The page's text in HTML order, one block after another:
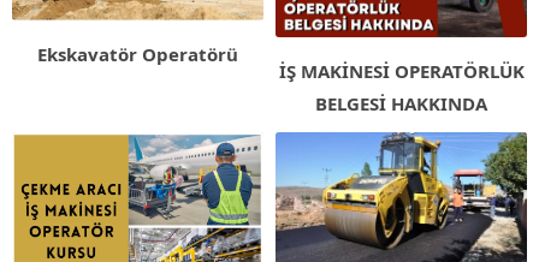
Ekskavatör Operatörü
İŞ MAKİNESİ OPERATÖRLÜK
BELGESİ HAKKINDA